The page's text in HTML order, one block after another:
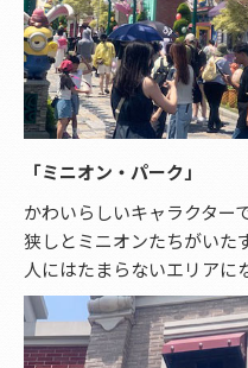
「ミニオン・パーク」
かわいらしいキャラクター
狭しとミニオンたちがいた
人にはたまらないエリアに